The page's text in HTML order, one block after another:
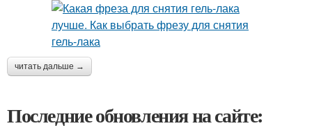
читать дальше →
Последние обновления на сайте: